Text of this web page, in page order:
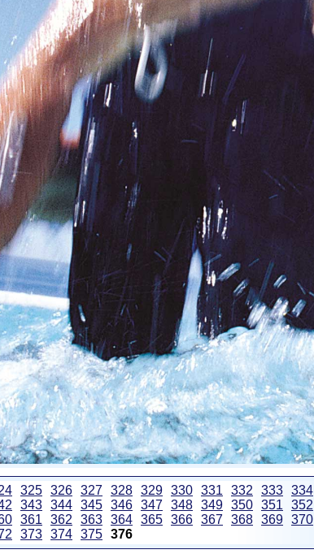
325 326 327 328 329 330 331 332 333 334
343 344 345 346 347 348 349 350 351
352
361 362 363 364 365 366 367 368 369 370
373 374 375 376